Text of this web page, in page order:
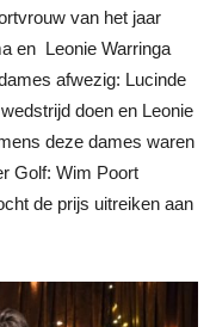
van het jaar
en Leonie Warringa
afwezig: Lucinde
doen en Leonie
deze dames waren
Golf: Wim Poort
de prijs uitreiken aan